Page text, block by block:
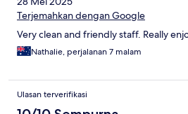
Terjemahkan dengan Google
Very clean and friendly staff. Really
Nathalie, perjalanan 7 malam
Ulasan terverifikasi